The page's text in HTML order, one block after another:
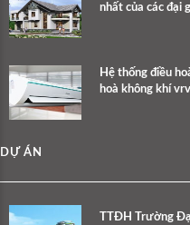
nhất của các đại
Hệ thống điều
hoà không khí vrv
DỰ ÁN
TTĐH Trường